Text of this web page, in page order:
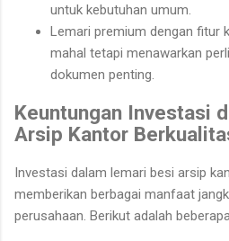
untuk kebutuhan umum.
Lemari premium dengan fitur
mahal tetapi menawarkan
dokumen penting.
Keuntungan Investasi
Arsip Kantor
Investasi dalam lemari besi arsip
memberikan berbagai manfaat
perusahaan. Berikut adalah